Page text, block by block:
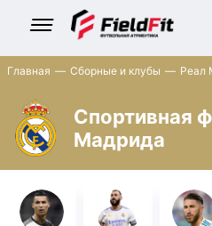
Главная Сборные и клубы Реал
Спортивная
Мадрида